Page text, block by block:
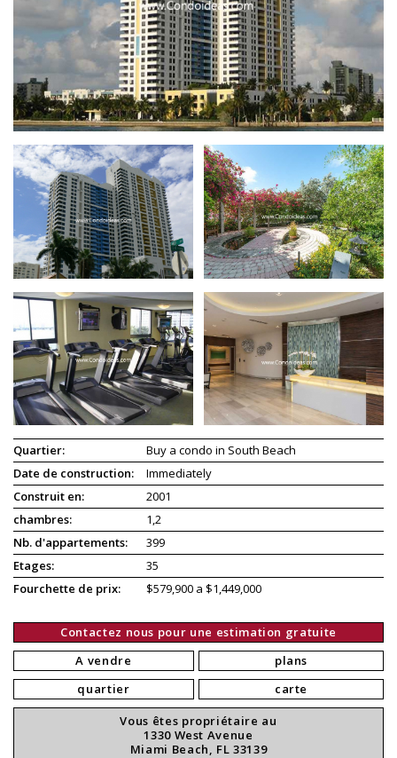
Quartier:
Buy a condo in South Beach
Date de construction:
Immediately
Construit en:
2001
chambres:
1,2
Nb. d'appartements:
399
Etages:
35
Fourchette de prix:
$579,900 a $1,449,000
Contactez nous pour une estimation gratuite
A vendre
quartier
plans
carte
Vous êtes propriétaire au
1330 West Avenue
Miami Beach, FL 33139